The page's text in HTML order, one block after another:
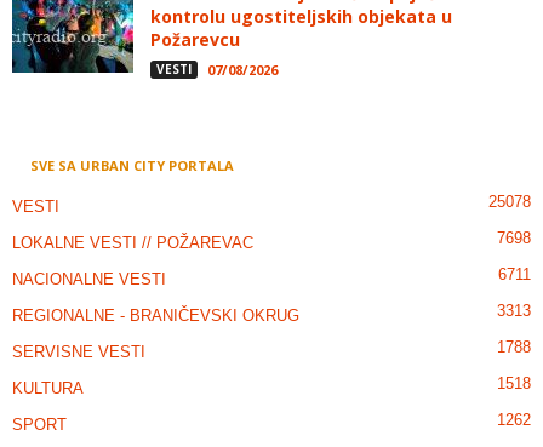
kontrolu ugostiteljskih objekata u
Požarevcu
VESTI 07/08/2026
SVE SA URBAN CITY PORTALA
VESTI 25078
LOKALNE VESTI // POŽAREVAC 7698
NACIONALNE VESTI 6711
REGIONALNE - BRANIČEVSKI OKRUG 3313
SERVISNE VESTI 1788
KULTURA 1518
SPORT 1262